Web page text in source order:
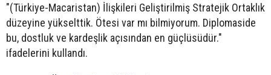
"(Türkiye-Macaristan) İlişkileri Geliştirilmiş Stratejik Ortaklık
düzeyine yükselttik. Ötesi var mı bilmiyorum. Diplomaside
bu, dostluk ve kardeşlik açısından en güçlüsüdür."
ifadelerini kullandı.